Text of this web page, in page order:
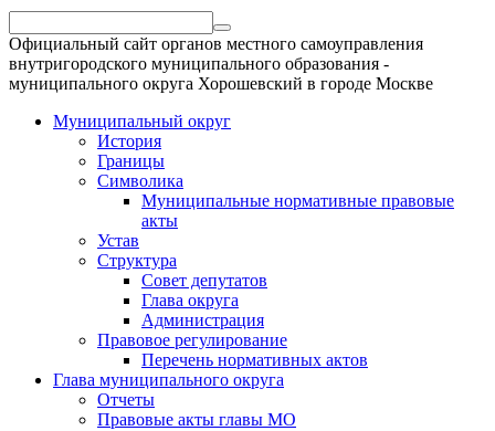
Официальный сайт органов местного самоуправления
внутригородского муниципального образования -
муниципального округа Хорошевский в городе Москве
Муниципальный округ
История
Границы
Символика
Муниципальные нормативные правовые
акты
Устав
Структура
Совет депутатов
Глава округа
Администрация
Правовое регулирование
Перечень нормативных актов
Глава муниципального округа
Отчеты
Правовые акты главы МО